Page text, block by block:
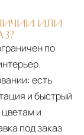
ИЛИ
по
есть
и быстрый
и
под заказ